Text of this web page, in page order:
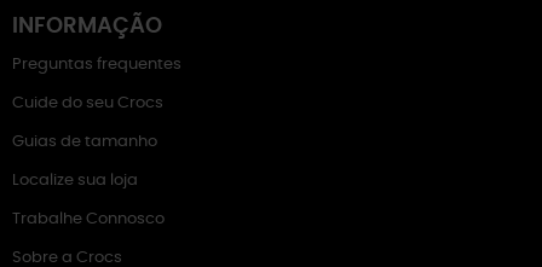
INFORMAÇÃO
Preguntas frequentes
Cuide do seu Crocs
Guias de tamanho
Localize sua loja
Trabalhe Connosco
Sobre a Crocs